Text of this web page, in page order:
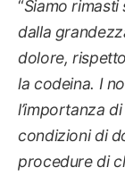
“Siamo rimasti
dalla
dolore,
la codeina. I
l’importanza
condizioni di
procedure di